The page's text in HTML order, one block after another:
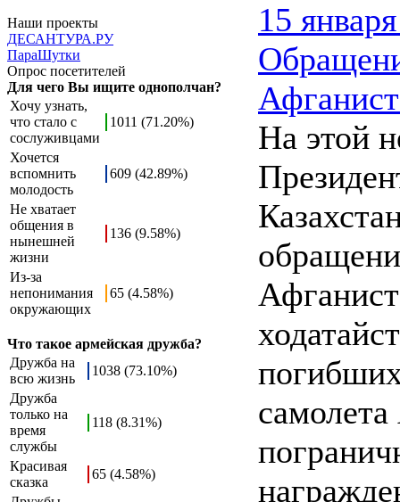
Наши проекты
ДЕСАНТУРА.РУ
ПараШутки
Опрос посетителей
Для чего Вы ищите однополчан?
Хочу узнать,
что стало с
сослуживцами
1011 (71.20%)
Хочется
вспомнить
молодость
609 (42.89%)
Не хватает
общения в
нынешней
жизни
136 (9.58%)
Из-за
непонимания
окружающих
65 (4.58%)
Что такое армейская дружба?
Дружба на
всю жизнь
1038 (73.10%)
Дружба
только на
время
службы
118 (8.31%)
Красивая
сказка
65 (4.58%)
15
На этой